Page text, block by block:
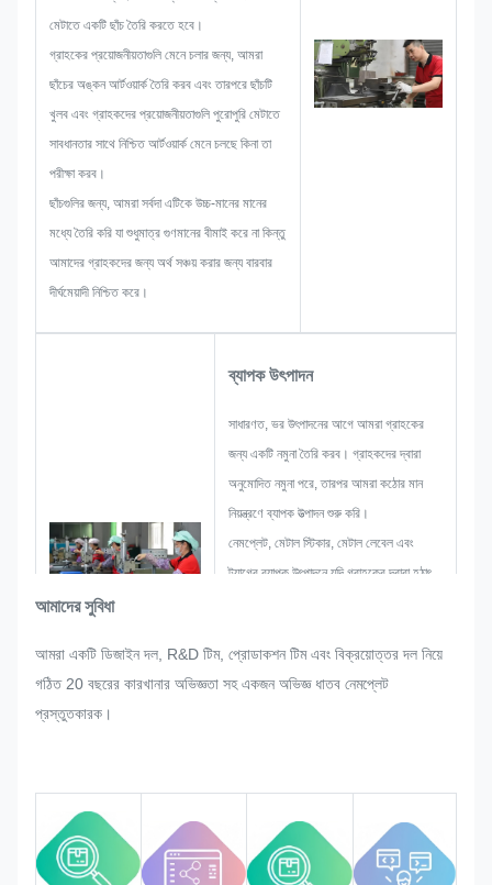
থেকেই ঘটতে পারে, যেমন আকারের সীমাবদ্ধতা,
প্রক্রিয়া কৌশল, পৃষ্ঠের চিকিত্সা, মান নিয়ন্ত্রণ
ইত্যাদি। অতএব, আমাদের দলে আপনার জন্য
মেটাতে একটি ছাঁচ তৈরি করতে হবে।
গ্রাহকের প্রয়োজনীয়তাগুলি মেনে চলার জন্য, আমরা
ছাঁচের অঙ্কন আর্টওয়ার্ক তৈরি করব এবং তারপরে ছাঁচটি
খুলব এবং গ্রাহকদের প্রয়োজনীয়তাগুলি পুরোপুরি মেটাতে
সাবধানতার সাথে নিশ্চিত আর্টওয়ার্ক মেনে চলছে কিনা তা
পরীক্ষা করব।
ছাঁচগুলির জন্য, আমরা সর্বদা এটিকে উচ্চ-মানের মানের
মধ্যে তৈরি করি যা শুধুমাত্র গুণমানের বীমাই করে না কিন্তু
আমাদের গ্রাহকদের জন্য অর্থ সঞ্চয় করার জন্য বারবার
দীর্ঘমেয়াদী নিশ্চিত করে।
ব্যাপক উৎপাদন
সাধারণত, ভর উৎপাদনের আগে আমরা গ্রাহকের
জন্য একটি নমুনা তৈরি করব। গ্রাহকদের দ্বারা
অনুমোদিত নমুনা পরে, তারপর আমরা কঠোর মান
নিয়ন্ত্রণে ব্যাপক উত্পাদন শুরু করি।
নেমপ্লেট, মেটাল স্টিকার, মেটাল লেবেল এবং
ট্যাগের ব্যাপক উৎপাদনে যদি গ্রাহকের দ্বারা হঠাৎ
জন্য যথাসাধ্য চেষ্টা করব।
কঠোর মানের প্রয়োজনীয়তা মেটাতে নিশ্চিত করার
আমাদের সুবিধা
আমরা একটি ডিজাইন দল, R&D টিম, প্রোডাকশন টিম এবং বিক্রয়োত্তর দল নিয়ে
গঠিত 20 বছরের কারখানার অভিজ্ঞতা সহ একজন অভিজ্ঞ ধাতব নেমপ্লেট
প্রস্তুতকারক।